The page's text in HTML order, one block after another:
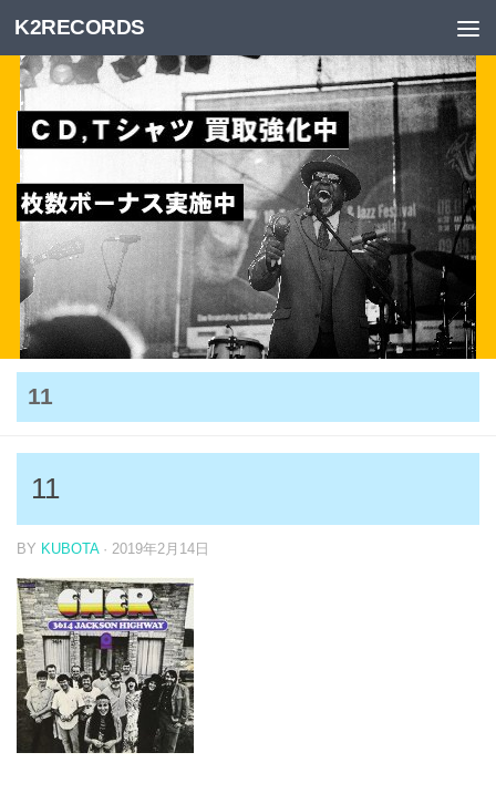
Skip to content
K2RECORDS
11
11
BY KUBOTA · 2019年2月14日